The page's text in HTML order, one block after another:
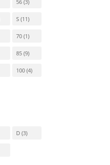
56 (3)
S (11)
70 (1)
85 (9)
100 (4)
D (3)